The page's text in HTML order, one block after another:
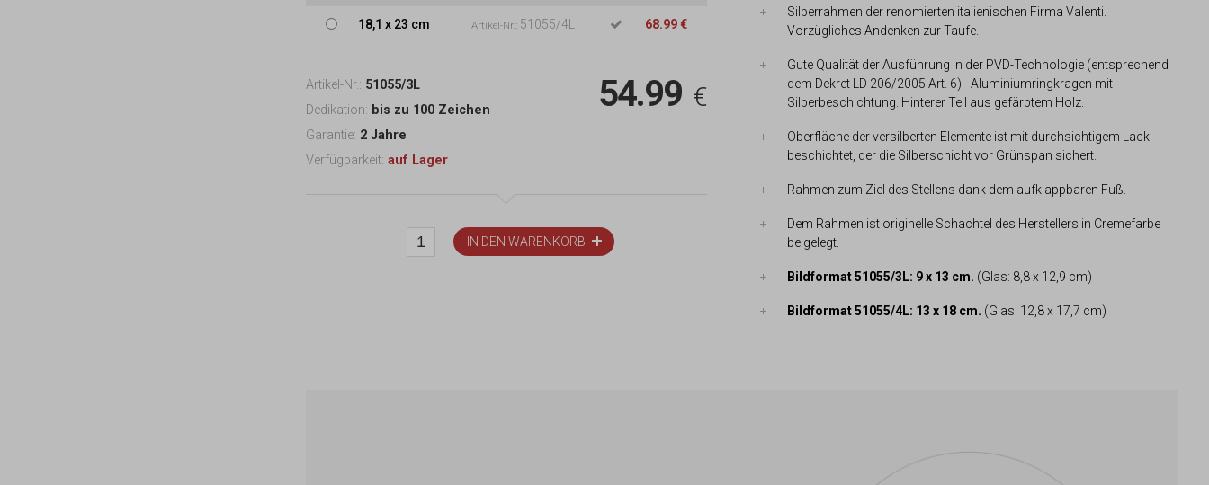
18,1x 23 cm Artikel-Nr.: 51055/4L 68.99 €
Artikel-Nr.: 51055/3L
Dedikation: bis zu 100 Zeichen
Garantie: 2 Jahre
Verfügbarkeit:auf Lager
54.99 €
IN DEN WARENKORB
Silberrahmen der renomierten italienischen Firma Valenti.
Vorzügliches Andenken zur Taufe.
Gute Qualität der Ausführung in der PVD-Technologie (entsprechend
dem Dekret LD 206/2005 Art. 6) - Aluminiumringkragen mit
Silberbeschichtung. Hinterer Teil aus gefärbtem Holz.
Oberfläche der versilberten Elemente ist mit durchsichtigem Lack
beschichtet, der die Silberschicht vor Grünspan sichert.
Rahmen zum Ziel des Stellens dank dem aufklappbaren Fuß.
Dem Rahmen ist originelle Schachtel des Herstellers in Cremefarbe
beigelegt.
Bildformat 51055/3L: 9 x 13 cm. (Glas: 8,8 x 12,9 cm)
Bildformat 51055/4L: 13 x 18 cm. (Glas: 12,8 x 17,7 cm)